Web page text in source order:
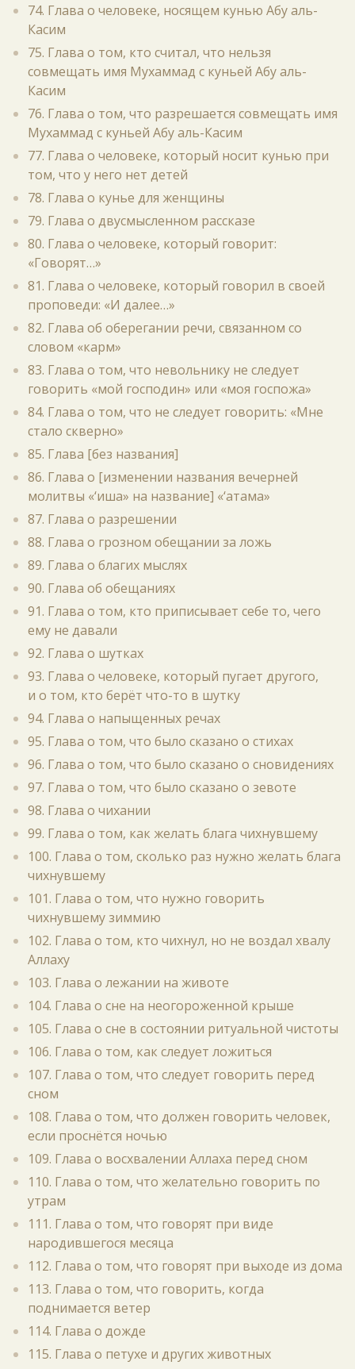
74. Глава о человеке, носящем кунью Абу аль-
Касим
75. Глава о том, кто считал, что нельзя
совмещать имя Мухаммад с куньей Абу аль-
Касим
76. Глава о том, что разрешается совмещать имя
Мухаммад с куньей Абу аль-Касим
77. Глава о человеке, который носит кунью при
том, что у него нет детей
78. Глава о кунье для женщины
79. Глава о двусмысленном рассказе
80. Глава о человеке, который говорит:
«Говорят…»
81. Глава о человеке, который говорил в своей
проповеди: «И далее…»
82. Глава об оберегании речи, связанном со
словом «карм»
83. Глава о том, что невольнику не следует
говорить «мой господин» или «моя госпожа»
84. Глава о том, что не следует говорить: «Мне
стало скверно»
85. Глава [без названия]
86. Глава о [изменении названия вечерней
молитвы «‘иша» на название] «‘атама»
87. Глава о разрешении
88. Глава о грозном обещании за ложь
89. Глава о благих мыслях
90. Глава об обещаниях
91. Глава о том, кто приписывает себе то, чего
ему не давали
92. Глава о шутках
93. Глава о человеке, который пугает другого,
и о том, кто берёт что-то в шутку
94. Глава о напыщенных речах
95. Глава о том, что было сказано о стихах
96. Глава о том, что было сказано о сновидениях
97. Глава о том, что было сказано о зевоте
98. Глава о чихании
99. Глава о том, как желать блага чихнувшему
100. Глава о том, сколько раз нужно желать блага
чихнувшему
101. Глава о том, что нужно говорить
чихнувшему зиммию
102. Глава о том, кто чихнул, но не воздал хвалу
Аллаху
103. Глава о лежании на животе
104. Глава о сне на неогороженной крыше
105. Глава о сне в состоянии ритуальной чистоты
106. Глава о том, как следует ложиться
107. Глава о том, что следует говорить перед
сном
108. Глава о том, что должен говорить человек,
если проснётся ночью
109. Глава о восхвалении Аллаха перед сном
110. Глава о том, что желательно говорить по
утрам
111. Глава о том, что говорят при виде
народившегося месяца
112. Глава о том, что говорят при выходе из дома
113. Глава о том, что говорить, когда
поднимается ветер
114. Глава о дожде
115. Глава о петухе и других животных